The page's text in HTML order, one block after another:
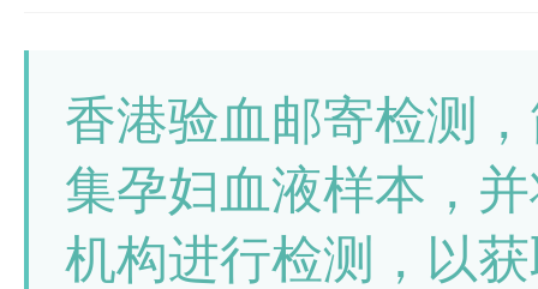
香港验血邮寄检测
集孕妇血液样本，
机构进行检测，以